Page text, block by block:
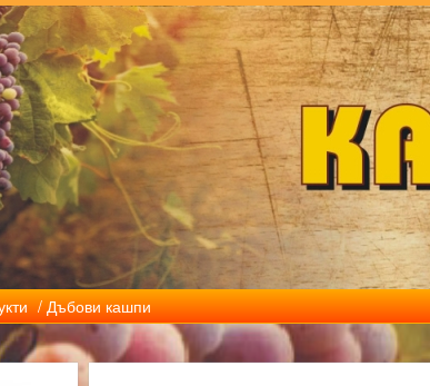
/ Дъбови кашпи